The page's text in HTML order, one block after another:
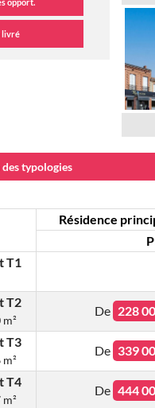
typologies
Résidence
T1
T2
m²
De 228
T3
m²
De 339
T4
m²
De 444